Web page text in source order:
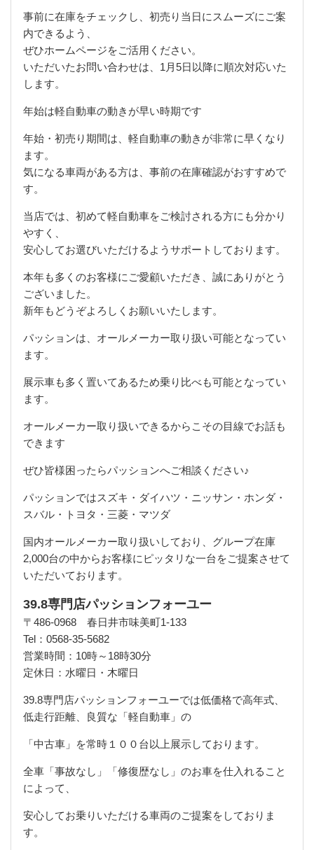
事前に在庫をチェックし、初売り当日にスムーズにご案
内できるよう、
ぜひホームページをご活用ください。
いただいたお問い合わせは、1月5日以降に順次対応いた
します。
年始は軽自動車の動きが早い時期です
年始・初売り期間は、軽自動車の動きが非常に早くなり
ます。
気になる車両がある方は、事前の在庫確認がおすすめで
す。
当店では、初めて軽自動車をご検討される方にも分かり
やすく、
安心してお選びいただけるようサポートしております。
本年も多くのお客様にご愛顧いただき、誠にありがとう
ございました。
新年もどうぞよろしくお願いいたします。
パッションは、オールメーカー取り扱い可能となってい
ます。
展示車も多く置いてあるため乗り比べも可能となってい
ます。
オールメーカー取り扱いできるからこその目線でお話も
できます
ぜひ皆様困ったらパッションへご相談ください♪
パッションではスズキ・ダイハツ・ニッサン・ホンダ・
スバル・トヨタ・三菱・マツダ
国内オールメーカー取り扱いしており、グループ在庫
2,000台の中からお客様にピッタリな一台をご提案させて
いただいております。
39.8専門店パッションフォーユー
〒486-0968 春日井市味美町1-133
Tel：0568-35-5682
営業時間：10時～18時30分
定休日：水曜日・木曜日
39.8専門店パッションフォーユーでは低価格で高年式、
低走行距離、良質な「軽自動車」の
「中古車」を常時１００台以上展示しております。
全車「事故なし」「修復歴なし」のお車を仕入れること
によって、
安心してお乗りいただける車両のご提案をしておりま
す。